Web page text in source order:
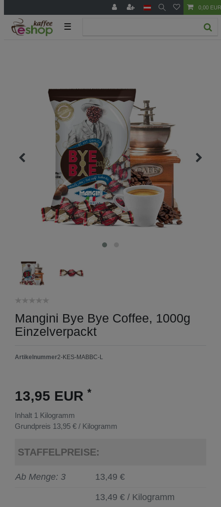
0,00 EUR
☰
Mangini Bye Bye Coffee, 1000g
Einzelverpackt
Artikelnummer2-KES-MABBC-L
13,95 EUR *
Inhalt 1 Kilogramm
Grundpreis 13,95 € / Kilogramm
STAFFELPREISE:
Ab Menge: 3 13,49 €
13,49 € / Kilogramm